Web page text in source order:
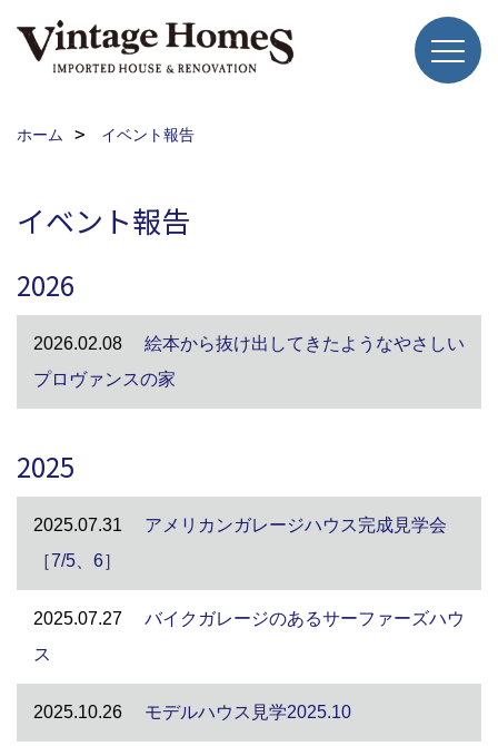
ホーム イベント報告
イベント報告
2026
2026.02.08
絵本から抜け出してきたようなやさしい
プロヴァンスの家
2025
2025.07.31
アメリカンガレージハウス完成見学会
［7/5、6］
2025.07.27
バイクガレージのあるサーファーズハウ
ス
2025.10.26 モデルハウス見学2025.10